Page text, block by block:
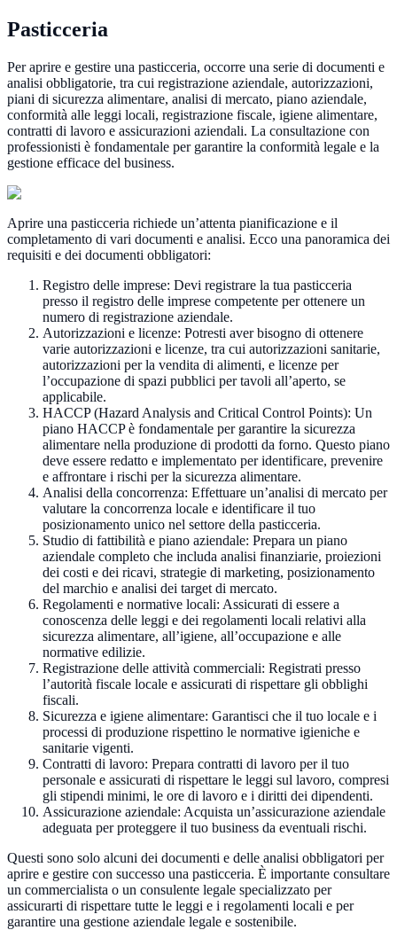
Pasticceria
Per aprire e gestire una pasticceria, occorre una serie di documenti e
analisi obbligatorie, tra cui registrazione aziendale, autorizzazioni,
piani di sicurezza alimentare, analisi di mercato, piano aziendale,
conformità alle leggi locali, registrazione fiscale, igiene alimentare,
contratti di lavoro e assicurazioni aziendali. La consultazione con
professionisti è fondamentale per garantire la conformità legale e la
gestione efficace del business.
Aprire una pasticceria richiede un’attenta pianificazione e il
completamento di vari documenti e analisi. Ecco una panoramica dei
requisiti e dei documenti obbligatori:
Registro delle imprese: Devi registrare la tua pasticceria
presso il registro delle imprese competente per ottenere un
numero di registrazione aziendale.
Autorizzazioni e licenze: Potresti aver bisogno di ottenere
varie autorizzazioni e licenze, tra cui autorizzazioni sanitarie,
autorizzazioni per la vendita di alimenti, e licenze per
l’occupazione di spazi pubblici per tavoli all’aperto, se
applicabile.
HACCP (Hazard Analysis and Critical Control Points): Un
piano HACCP è fondamentale per garantire la sicurezza
alimentare nella produzione di prodotti da forno. Questo piano
deve essere redatto e implementato per identificare, prevenire
e affrontare i rischi per la sicurezza alimentare.
Analisi della concorrenza: Effettuare un’analisi di mercato per
valutare la concorrenza locale e identificare il tuo
posizionamento unico nel settore della pasticceria.
Studio di fattibilità e piano aziendale: Prepara un piano
aziendale completo che includa analisi finanziarie, proiezioni
dei costi e dei ricavi, strategie di marketing, posizionamento
del marchio e analisi dei target di mercato.
Regolamenti e normative locali: Assicurati di essere a
conoscenza delle leggi e dei regolamenti locali relativi alla
sicurezza alimentare, all’igiene, all’occupazione e alle
normative edilizie.
Registrazione delle attività commerciali: Registrati presso
l’autorità fiscale locale e assicurati di rispettare gli obblighi
fiscali.
Sicurezza e igiene alimentare: Garantisci che il tuo locale e i
processi di produzione rispettino le normative igieniche e
sanitarie vigenti.
Contratti di lavoro: Prepara contratti di lavoro per il tuo
personale e assicurati di rispettare le leggi sul lavoro, compresi
gli stipendi minimi, le ore di lavoro e i diritti dei dipendenti.
Assicurazione aziendale: Acquista un’assicurazione aziendale
adeguata per proteggere il tuo business da eventuali rischi.
Questi sono solo alcuni dei documenti e delle analisi obbligatori per
aprire e gestire con successo una pasticceria. È importante consultare
un commercialista o un consulente legale specializzato per
assicurarti di rispettare tutte le leggi e i regolamenti locali e per
garantire una gestione aziendale legale e sostenibile.